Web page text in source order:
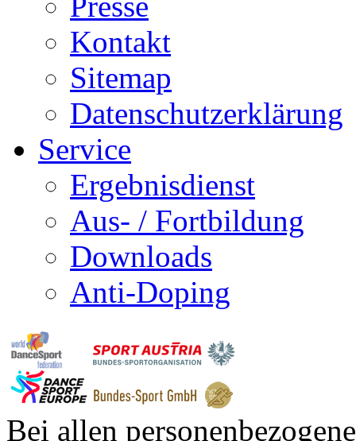
Kontakt
Sitemap
Datenschutzerklärung
Service
Ergebnisdienst
Aus- / Fortbildung
Downloads
Anti-Doping
Bei allen